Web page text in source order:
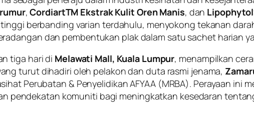
,CordiartTM Ekstrak Kulit Oren Manis, dan
berbanding varian terdahulu, menyokong tekanan
dan pembentukan plak dalam satu sachet harian
tiga hari di Melawati Mall, Kuala Lumpur, menampilkan
turut dihadiri oleh pelakon dan duta rasmi jenama,
Perubatan & Penyelidikan AFYAA (MRBA). Perayaan ini
pendekatan komuniti bagi meningkatkan kesedaran